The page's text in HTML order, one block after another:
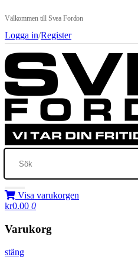
Välkommen till Svea Fordon
Logga in/Register
Visa varukorgen
kr0.00 0
Varukorg
stäng